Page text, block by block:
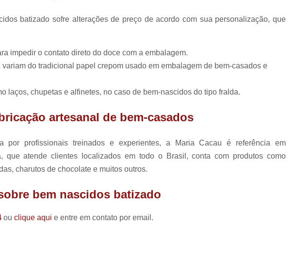
Lembrancinhas de
Lembrancinhas de Casamento para
Lembrancinhas para Padrinhos de
Lembrancinha Cha de Bebê
Lembrancinhas Chá de Bebê
batizado sofre alterações de preço de acordo com sua personalização, que
impedir o contato direto do doce com a embalagem.
do tradicional papel crepom usado em embalagem de bem-casados e
laços, chupetas e alfinetes, no caso de bem-nascidos do tipo fralda.
artesanal de bem-casados
por profissionais treinados e experientes, a Maria Cacau é referência em
que atende clientes localizados em todo o Brasil, conta com produtos como
charutos de chocolate e muitos outros.
bem nascidos batizado
ou clique aqui e entre em contato por email.